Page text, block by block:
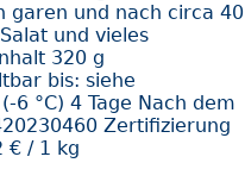
garen und nach circa 40
und vieles
320 g
bis: siehe
6 °C) 4 Tage Nach dem
Zertifizierung
€ / 1 kg